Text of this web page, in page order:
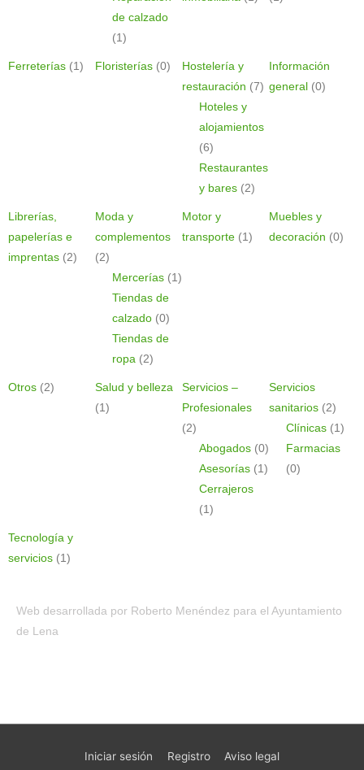
de calzado
(1)
Ferreterías (1) Floristerías (0)
Hostelería y
restauración (7)
Hoteles y
alojamientos
(6)
Restaurantes
y bares(2)
Información
general (0)
Librerías,
papelerías e
imprentas (2)
Moda y
complementos
(2)
Mercerías(1)
Tiendas de
calzado(0)
Tiendas de
ropa (2)
Motor y
transporte (1)
Muebles y
decoración (0)
Otros (2)
Salud y belleza
(1)
Servicios –
Profesionales
(2)
Abogados(0)
Asesorías(1)
Cerrajeros
(1)
Servicios
sanitarios (2)
Clínicas(1)
Farmacias
(0)
Tecnología y
servicios (1)
Web desarrollada por Roberto Menéndez para el Ayuntamiento
de Lena
Iniciar sesión Registro
Aviso legal